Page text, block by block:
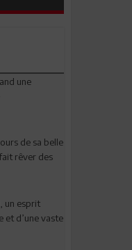
une
de sa belle
rêver des
un esprit
et d’une vaste